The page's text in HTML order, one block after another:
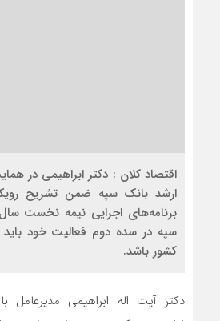
اقتصاد کلان : دکتر ابراهیمی در
ارشد بانک سپه ضمن تشریح
سپه در سده دوم فعالیت خود
کشور باشد.
دکتر آیت‌ اله ابراهیمی مدیرعامل